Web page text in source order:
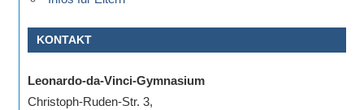
KONTAKT
Leonardo-da-Vinci-Gymnasium
Christoph-Ruden-Str. 3,